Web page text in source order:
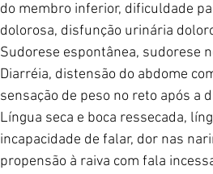
do membro inferior, dificuldade
dolorosa, disfunção urinária
Sudorese espontânea, sudorese
Diarréia, distensão do abdome
sensação de peso no reto após a
Língua seca e boca ressecada,
incapacidade de falar, dor nas
propensão à raiva com fala